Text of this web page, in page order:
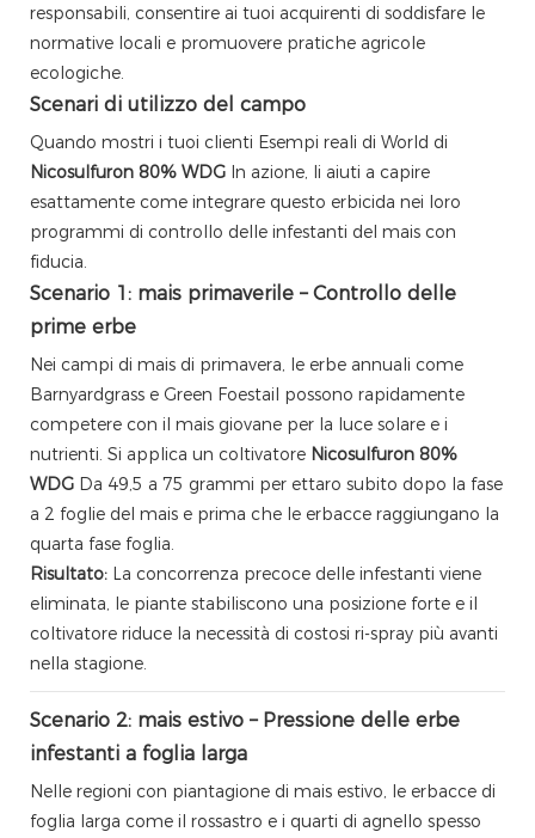
responsabili, consentire ai tuoi acquirenti di soddisfare le
normative locali e promuovere pratiche agricole
ecologiche.
Scenari di utilizzo del campo
Quando mostri i tuoi clienti Esempi reali di World di
Nicosulfuron 80% WDG In azione, li aiuti a capire
esattamente come integrare questo erbicida nei loro
programmi di controllo delle infestanti del mais con
fiducia.
Scenario 1: mais primaverile – Controllo delle
prime erbe
Nei campi di mais di primavera, le erbe annuali come
Barnyardgrass e Green Foestail possono rapidamente
competere con il mais giovane per la luce solare e i
nutrienti. Si applica un coltivatore Nicosulfuron 80%
WDG Da 49,5 a 75 grammi per ettaro subito dopo la fase
a 2 foglie del mais e prima che le erbacce raggiungano la
quarta fase foglia.
Risultato: La concorrenza precoce delle infestanti viene
eliminata, le piante stabiliscono una posizione forte e il
coltivatore riduce la necessità di costosi ri-spray più avanti
nella stagione.
Scenario 2: mais estivo – Pressione delle erbe
infestanti a foglia larga
Nelle regioni con piantagione di mais estivo, le erbacce di
foglia larga come il rossastro e i quarti di agnello spesso